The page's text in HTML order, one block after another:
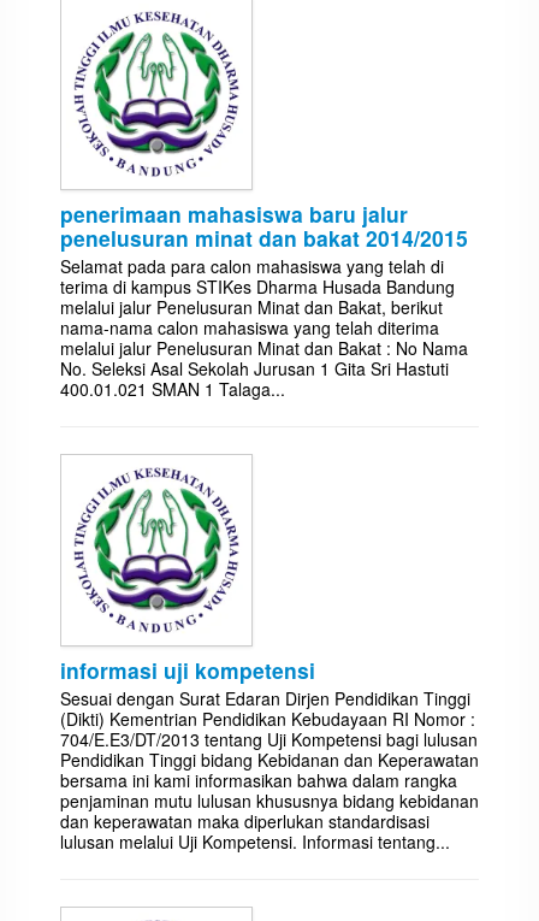
penerimaan mahasiswa baru jalur
penelusuran minat dan bakat 2014/2015
Selamat pada para calon mahasiswa yang telah di
terima di kampus STIKes Dharma Husada Bandung
melalui jalur Penelusuran Minat dan Bakat, berikut
nama-nama calon mahasiswa yang telah diterima
melalui jalur Penelusuran Minat dan Bakat : No Nama
No. Seleksi Asal Sekolah Jurusan 1 Gita Sri Hastuti
400.01.021 SMAN 1 Talaga...
informasi uji kompetensi
Sesuai dengan Surat Edaran Dirjen Pendidikan Tinggi
(Dikti) Kementrian Pendidikan Kebudayaan RI Nomor :
704/E.E3/DT/2013 tentang Uji Kompetensi bagi lulusan
Pendidikan Tinggi bidang Kebidanan dan Keperawatan
bersama ini kami informasikan bahwa dalam rangka
penjaminan mutu lulusan khususnya bidang kebidanan
dan keperawatan maka diperlukan standardisasi
lulusan melalui Uji Kompetensi. Informasi tentang...